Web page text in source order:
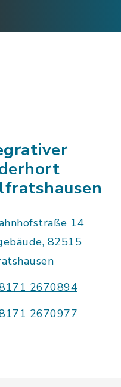
14
82515
2670894
2670977